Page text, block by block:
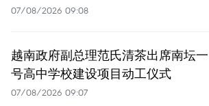
07/08/2026 09:08
越南政府副总理范氏清茶出席南坛一
号高中学校建设项目动工仪式
07/08/2026 09:07